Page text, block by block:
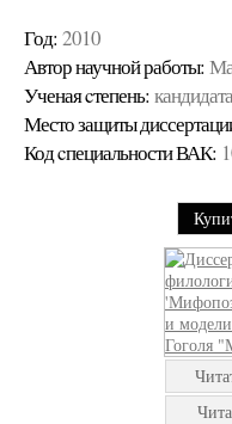
Год: 2010
Автор научной работы:
Ученая cтепень:
Место защиты
Код cпециальности ВАК: